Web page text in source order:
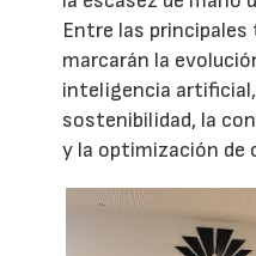
Entre las principales
marcarán la
inteligencia
sostenibilidad, la
y la optimización de